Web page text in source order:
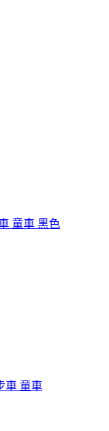
童車 黑色
車 童車